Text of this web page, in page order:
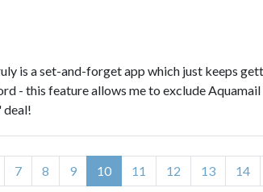
is a set-and-forget app which just keeps
- this feature allows me to exclude
deal!
7 8 9 10 11 12 13 14